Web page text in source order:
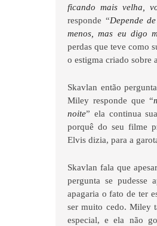
ficando mais velha,
responde “Depende
menos, mas eu digo
perdas que teve como
o estigma criado sobre
Skavlan então
Miley responde que “
noite” ela continua
porquê do seu filme
Elvis dizia, para a
Skavlan fala que
pergunta se pudesse
apagaria o fato de ter
ser muito cedo. Miley
especial, e ela não